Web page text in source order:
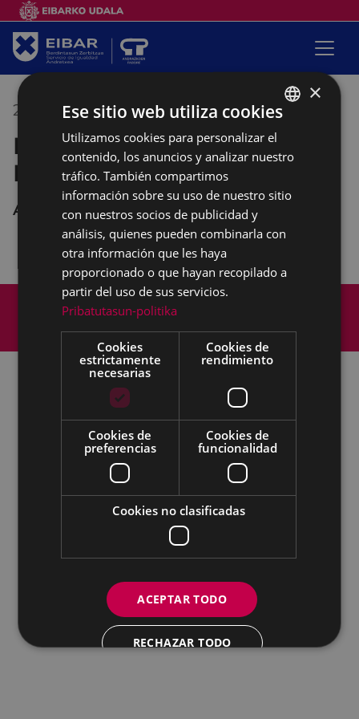
26/10/2020 17:00 -19:30
Reunión de la Mesa de la
Mujer
Andretxea
Mapa del Sitio
Aviso legal
Política de cookies
Accesibilidad
Todas las redes sociales del Ayuntamiento
Eibarko Andretxea - Isasi kalea, 11 | 20600 Eibar
Andretxea: 943 54 39 38
Igualdad: 943 70 84 40
andretxea@eibar.eus
berdintasuna@eibar.eus
IFZ: P2003100A | DIR3 L01200300
BASQUE
SPANISH
×
Ese sitio web utiliza cookies
Utilizamos cookies para personalizar el
contenido, los anuncios y analizar nuestro
tráfico. También compartimos
información sobre su uso de nuestro sitio
con nuestros socios de publicidad y
análisis, quienes pueden combinarla con
otra información que les haya
proporcionado o que hayan recopilado a
partir del uso de sus servicios.
Pribatutasun-politika
Cookies
estrictamente
necesarias
Cookies de
rendimiento
Cookies de
preferencias
Cookies de
funcionalidad
Cookies no clasificadas
ACEPTAR TODO
RECHAZAR TODO